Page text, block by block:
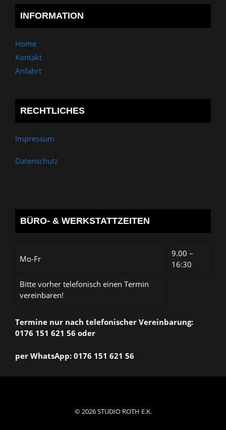
INFORMATION
Home
Kontakt
Anfahrt
RECHTLICHES
Impressum
Datenschutz
BÜRO- & WERKSTATTZEITEN
Mo-Fr
9.00 –
16:30
Bitte vorher telefonisch einen Termin
vereinbaren!
Termine nur nach telefonischer Vereinbarung:
0176 151 621 56 oder
per WhatsApp: 0176 151 621 56
© 2026 STUDIO ROTH E.K.